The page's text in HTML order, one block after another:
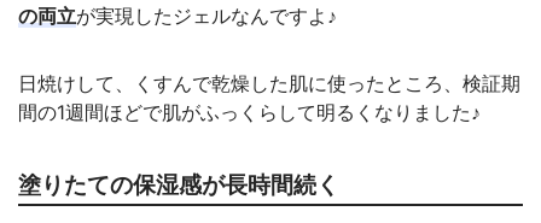
の両立が実現したジェルなんですよ♪
日焼けして、くすんで乾燥した肌に使ったところ、検証期
間の1週間ほどで肌がふっくらして明るくなりました♪
塗りたての保湿感が長時間続く